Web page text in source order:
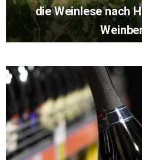
die Weinlese nach